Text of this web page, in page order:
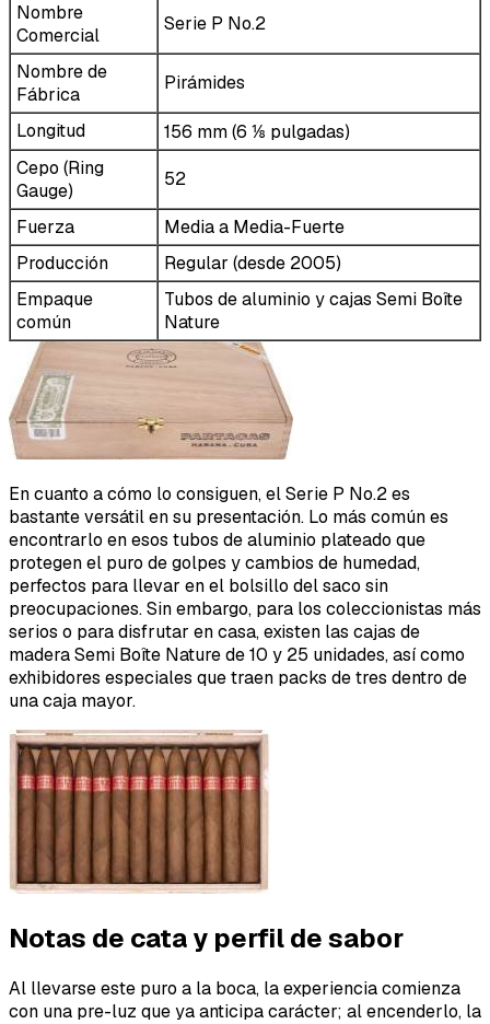
Nombre
Comercial
Serie P No.2
Nombre de
Fábrica
Pirámides
Longitud
156 mm (6 ⅛ pulgadas)
Cepo (Ring
Gauge)
52
Fuerza
Media a Media-Fuerte
Producción
Regular (desde 2005)
Empaque
común
Tubos de aluminio y cajas Semi Boîte
Nature
En cuanto a cómo lo consiguen, el Serie P No.2 es
bastante versátil en su presentación. Lo más común es
encontrarlo en esos tubos de aluminio plateado que
protegen el puro de golpes y cambios de humedad,
perfectos para llevar en el bolsillo del saco sin
preocupaciones. Sin embargo, para los coleccionistas más
serios o para disfrutar en casa, existen las cajas de
madera Semi Boîte Nature de 10 y 25 unidades, así como
exhibidores especiales que traen packs de tres dentro de
una caja mayor.
Notas de cata y perfil de sabor
Al llevarse este puro a la boca, la experiencia comienza
con una pre-luz que ya anticipa carácter; al encenderlo, la